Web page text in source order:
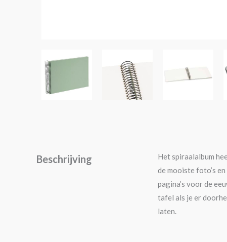
Beschrijving
Het spiraalalbum
de mooiste foto’s
pagina’s voor de
tafel als je er
laten.